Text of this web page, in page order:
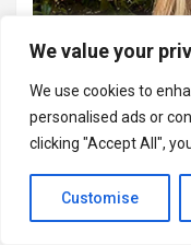
We value your
We use cookies to
personalised ads or
clicking "Accept All",
Customise